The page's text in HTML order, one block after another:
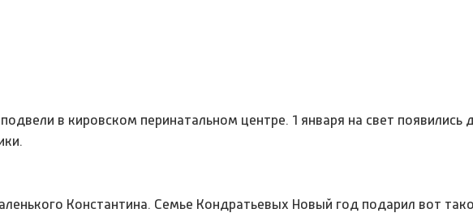
в кировском перинатальном центре. 1 января на свет появились
Константина. Семье Кондратьевых Новый год подарил вот